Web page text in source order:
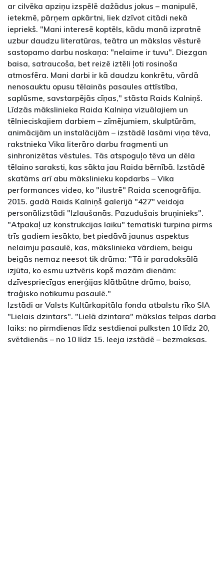
ar cilvēka apziņu izspēlē dažādus jokus – manipulē,
ietekmē, pārņem apkārtni, liek dzīvot citādi nekā
iepriekš. "Mani interesē koptēls, kādu manā izpratnē
uzbur daudzu literatūras, teātra un mākslas vēsturē
sastopamo darbu noskaņa: "nelaime ir tuvu". Diezgan
baisa, satraucoša, bet reizē iztēli ļoti rosinoša
atmosfēra. Mani darbi ir kā daudzu konkrētu, vārdā
nenosauktu opusu tēlainās pasaules attīstība,
saplūsme, savstarpējās cīņas," stāsta Raids Kalniņš.
Līdzās mākslinieka Raida Kalniņa vizuālajiem un
tēlnieciskajiem darbiem – zīmējumiem, skulptūrām,
animācijām un instalācijām – izstādē lasāmi viņa tēva,
rakstnieka Vika literāro darbu fragmenti un
sinhronizētas vēstules. Tās atspoguļo tēva un dēla
tēlaino saraksti, kas sākta jau Raida bērnībā. Izstādē
skatāms arī abu mākslinieku kopdarbs – Vika
performances video, ko "ilustrē" Raida scenogrāfija.
2015. gadā Raids Kalniņš galerijā "427" veidoja
personālizstādi "Izlaušanās. Pazudušais bruņinieks".
"Atpakaļ uz konstrukcijas laiku" tematiski turpina pirms
trīs gadiem iesākto, bet piedāvā jaunus aspektus
nelaimju pasaulē, kas, mākslinieka vārdiem, beigu
beigās nemaz neesot tik drūma: "Tā ir paradoksālā
izjūta, ko esmu uztvēris kopš mazām dienām:
dzīvespriecīgas enerģijas klātbūtne drūmo, baiso,
traģisko notikumu pasaulē."
Izstādi ar Valsts Kultūrkapitāla fonda atbalstu rīko SIA
"Lielais dzintars". "Lielā dzintara" mākslas telpas darba
laiks: no pirmdienas līdz sestdienai pulksten 10 līdz 20,
svētdienās – no 10 līdz 15. Ieeja izstādē – bezmaksas.